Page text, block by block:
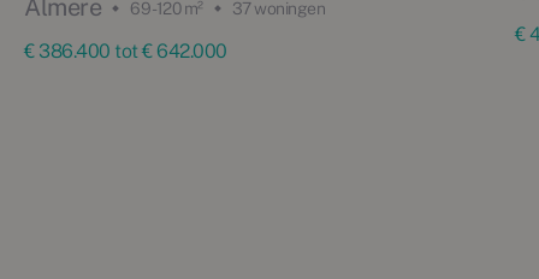
Almere 69 - 120 m² 37 woningen
€ 386.400 tot € 642.000
€